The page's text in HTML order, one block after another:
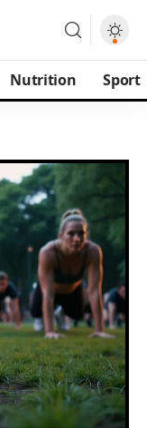
Nutrition Sport